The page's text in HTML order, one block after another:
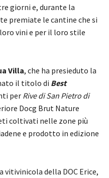
giorni e, durante la
premiate le cantine che si
vini e per il loro stile
Villa, che ha presieduto la
il titolo di Best
per Rive di San Pietro di
Docg Brut Nature
coltivati nelle zone più
e prodotto in edizione
vitivinicola della DOC Erice,